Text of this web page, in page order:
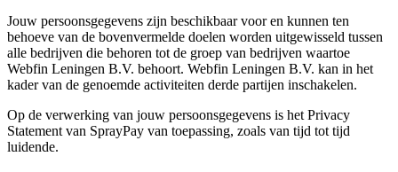
Jouw persoonsgegevens zijn beschikbaar voor en kunnen ten
behoeve van de bovenvermelde doelen worden uitgewisseld tussen
alle bedrijven die behoren tot de groep van bedrijven waartoe
Webfin Leningen B.V. behoort. Webfin Leningen B.V. kan in het
kader van de genoemde activiteiten derde partijen inschakelen.
Op de verwerking van jouw persoonsgegevens is het Privacy
Statement van SprayPay van toepassing, zoals van tijd tot tijd
luidende.